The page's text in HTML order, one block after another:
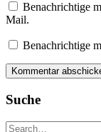
Benachrichtige
Mail.
Benachrichtige
Suche